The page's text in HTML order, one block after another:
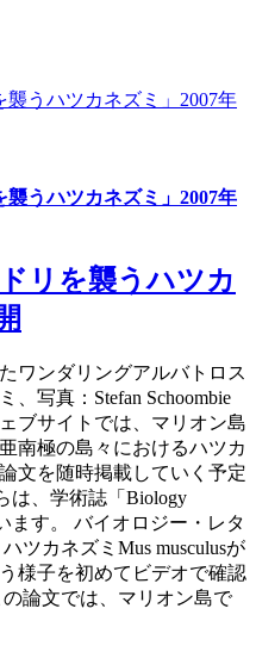
うハツカネズミ」2007年
うハツカネズミ」2007年
リを襲うハツカ
ワンダリングアルバトロス
写真：Stefan Schoombie
ブサイトでは、マリオン島
南極の島々におけるハツカ
文を随時掲載していく予定
は、学術誌「Biology
ます。 バイオロジー・レタ
ツカネズミMus musculusが
様子を初めてビデオで確認
論文では、マリオン島で